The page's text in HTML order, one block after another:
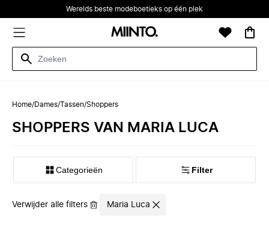
Werelds beste modeboetieks op één plek
Home/Dames/Tassen/Shoppers
SHOPPERS VAN MARIA LUCA
Categorieën Filter
Verwijder alle filters Maria Luca